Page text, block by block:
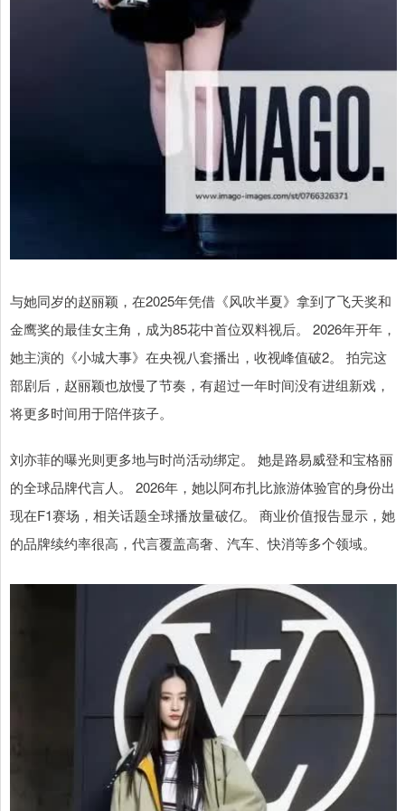
与她同岁的赵丽颖，在2025年凭借《风吹半夏》拿到了飞天奖和
金鹰奖的最佳女主角，成为85花中首位双料视后。 2026年开年，
她主演的《小城大事》在央视八套播出，收视峰值破2。 拍完这
部剧后，赵丽颖也放慢了节奏，有超过一年时间没有进组新戏，
将更多时间用于陪伴孩子。
刘亦菲的曝光则更多地与时尚活动绑定。 她是路易威登和宝格丽
的全球品牌代言人。 2026年，她以阿布扎比旅游体验官的身份出
现在F1赛场，相关话题全球播放量破亿。 商业价值报告显示，她
的品牌续约率很高，代言覆盖高奢、汽车、快消等多个领域。